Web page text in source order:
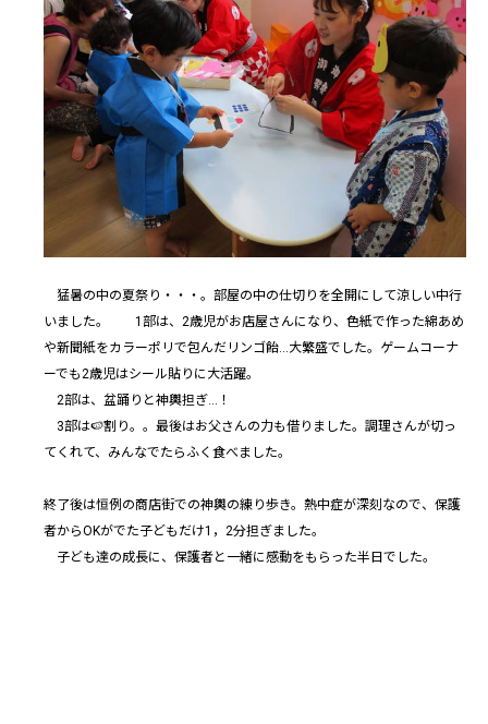
猛暑の中の夏祭り・・・。部屋の中の仕切りを全開にして涼しい中行
いました。 1部は、2歳児がお店屋さんになり、色紙で作った綿あめ
や新聞紙をカラーポリで包んだリンゴ飴…大繁盛でした。ゲームコーナ
ーでも2歳児はシール貼りに大活躍。
2部は、盆踊りと神輿担ぎ…！
3部は🍉割り。。最後はお父さんの力も借りました。調理さんが切っ
てくれて、みんなでたらふく食べました。
終了後は恒例の商店街での神輿の練り歩き。熱中症が深刻なので、保護
者からOKがでた子どもだけ1，2分担ぎました。
子ども達の成長に、保護者と一緒に感動をもらった半日でした。